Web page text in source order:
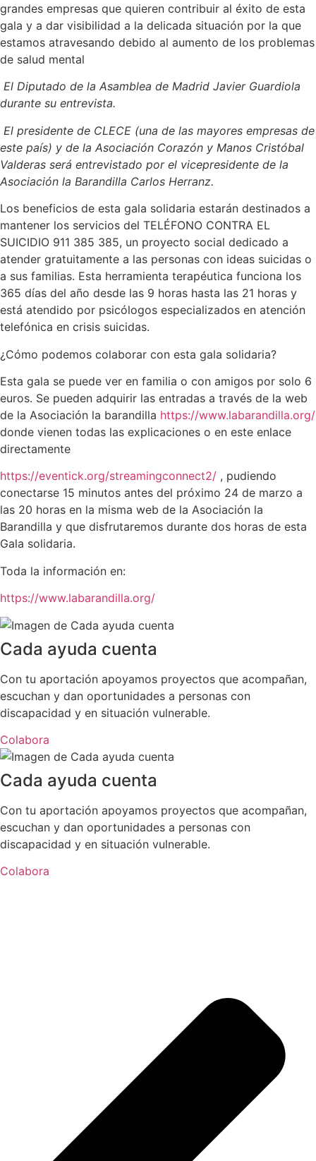
grandes empresas que quieren contribuir al éxito de esta
gala y a dar visibilidad a la delicada situación por la que
estamos atravesando debido al aumento de los problemas
de salud mental
El Diputado de la Asamblea de Madrid Javier Guardiola
durante su entrevista.
El presidente de CLECE (una de las mayores empresas de
este país) y de la Asociación Corazón y Manos Cristóbal
Valderas será entrevistado por el vicepresidente de la
Asociación la Barandilla Carlos Herranz.
Los beneficios de esta gala solidaria estarán destinados a
mantener los servicios del TELÉFONO CONTRA EL
SUICIDIO 911 385 385, un proyecto social dedicado a
atender gratuitamente a las personas con ideas suicidas o
a sus familias. Esta herramienta terapéutica funciona los
365 días del año desde las 9 horas hasta las 21 horas y
está atendido por psicólogos especializados en atención
telefónica en crisis suicidas.
¿Cómo podemos colaborar con esta gala solidaria?
Esta gala se puede ver en familia o con amigos por solo 6
euros. Se pueden adquirir las entradas a través de la web
de la Asociación la barandilla https://www.labarandilla.org/
donde vienen todas las explicaciones o en este enlace
directamente
https://eventick.org/streamingconnect2/ , pudiendo
conectarse 15 minutos antes del próximo 24 de marzo a
las 20 horas en la misma web de la Asociación la
Barandilla y que disfrutaremos durante dos horas de esta
Gala solidaria.
Toda la información en:
https://www.labarandilla.org/
Cada ayuda cuenta
Con tu aportación apoyamos proyectos que acompañan,
escuchan y dan oportunidades a personas con
discapacidad y en situación vulnerable.
Colabora
Cada ayuda cuenta
Con tu aportación apoyamos proyectos que acompañan,
escuchan y dan oportunidades a personas con
discapacidad y en situación vulnerable.
Colabora